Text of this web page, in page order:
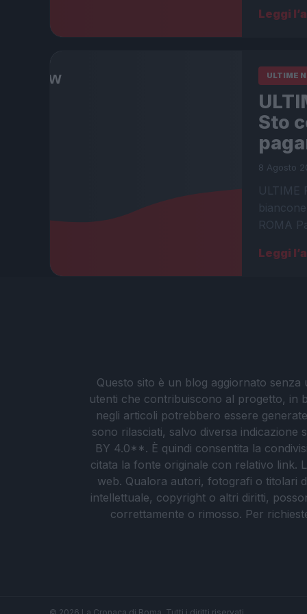
Leggi
ULTIME
Sto
8 Agosto
ULTIME
ROMA
Leggi
Questo sito è un blog aggiornato
utenti che contribuiscono al progetto, in
negli articoli potrebbero essere
sono rilasciati, salvo diversa
BY 4.0**. È quindi consentita la
citata la fonte originale con relativo link.
web. Qualora autori, fotografi o titolari
intellettuale, copyright o altri diritti,
correttamente o rimosso. Per